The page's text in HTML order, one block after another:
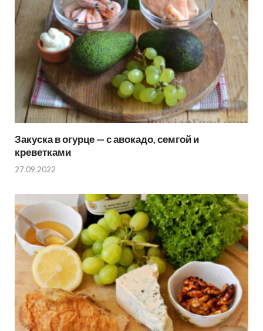
Закуска в огурце — с авокадо, семгой и
креветками
27.09.2022